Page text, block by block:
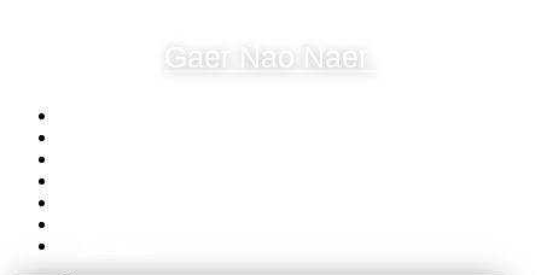
Gaer Nao Naer